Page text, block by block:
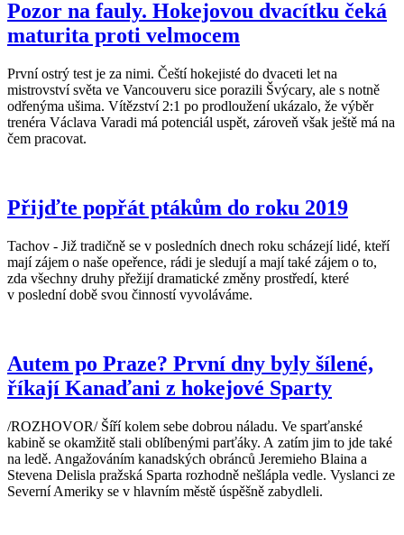
Pozor na fauly. Hokejovou dvacítku čeká
maturita proti velmocem
První ostrý test je za nimi. Čeští hokejisté do dvaceti let na
mistrovství světa ve Vancouveru sice porazili Švýcary, ale s notně
odřenýma ušima. Vítězství 2:1 po prodloužení ukázalo, že výběr
trenéra Václava Varadi má potenciál uspět, zároveň však ještě má na
čem pracovat.
Přijďte popřát ptákům do roku 2019
Tachov - Již tradičně se v posledních dnech roku scházejí lidé, kteří
mají zájem o naše opeřence, rádi je sledují a mají také zájem o to,
zda všechny druhy přežijí dramatické změny prostředí, které
v poslední době svou činností vyvoláváme.
Autem po Praze? První dny byly šílené,
říkají Kanaďani z hokejové Sparty
/ROZHOVOR/ Šíří kolem sebe dobrou náladu. Ve sparťanské
kabině se okamžitě stali oblíbenými parťáky. A zatím jim to jde také
na ledě. Angažováním kanadských obránců Jeremieho Blaina a
Stevena Delisla pražská Sparta rozhodně nešlápla vedle. Vyslanci ze
Severní Ameriky se v hlavním městě úspěšně zabydleli.